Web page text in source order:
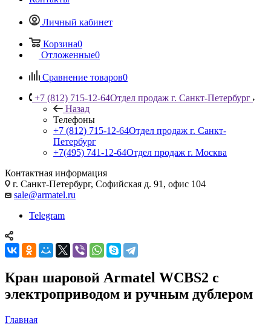
Личный кабинет
Корзина0
Отложенные0
Сравнение товаров0
+7 (812) 715-12-64Отдел продаж г. Санкт-Петербург
Назад
Телефоны
+7 (812) 715-12-64Отдел продаж г. Санкт-
Петербург
+7(495) 741-12-64Отдел продаж г. Москва
Контактная информация
г. Санкт-Петербург, Софийская д. 91, офис 104
sale@armatel.ru
Telegram
Кран шаровой Armatel WCBS2 с
электроприводом и ручным дублером
Главная